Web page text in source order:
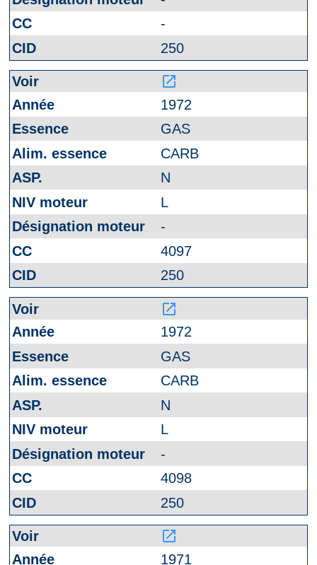
-
250
launch
1972
GAS
CARB
N
L
-
4097
250
launch
1972
GAS
CARB
N
L
-
4098
250
launch
1971